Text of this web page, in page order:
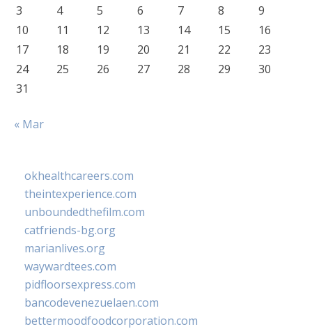
3
4 5 6 7 8
9
10
11 12 13 14 15
16
17
18 19 20 21 22
23
24
25 26 27 28 29
30
31
« Mar
okhealthcareers.com
theintexperience.com
unboundedthefilm.com
catfriends-bg.org
marianlives.org
waywardtees.com
pidfloorsexpress.com
bancodevenezuelaen.com
bettermoodfoodcorporation.com